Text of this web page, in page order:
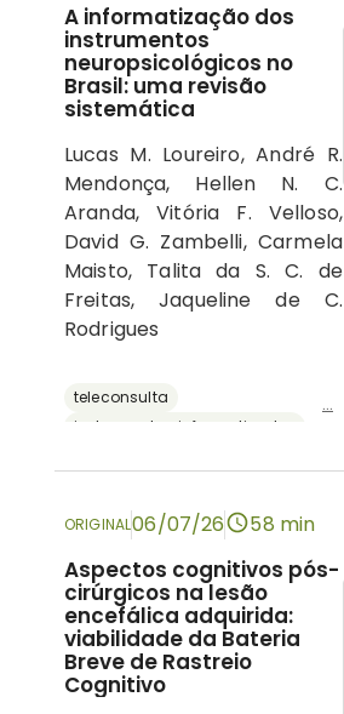
A informatização dos
instrumentos
neuropsicológicos no
Brasil: uma revisão
sistemática
Lucas M. Loureiro, André R.
Mendonça, Hellen N. C.
Aranda, Vitória F. Velloso,
David G. Zambelli, Carmela
Maisto, Talita da S. C. de
Freitas, Jaqueline de C.
Rodrigues
teleconsulta
instrumentos informatizados
avaliação neuropsicológica
...
ORIGINAL06/07/26 58 min
Aspectos cognitivos pós-
cirúrgicos na lesão
encefálica adquirida:
viabilidade da Bateria
Breve de Rastreio
Cognitivo